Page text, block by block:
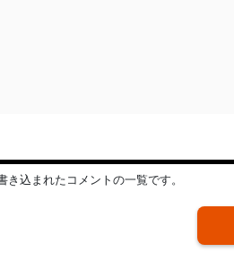
き込まれたコメントの一覧です。